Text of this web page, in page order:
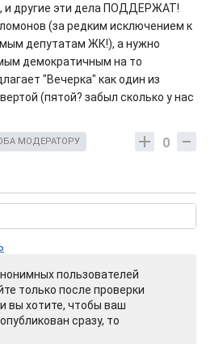
и другие эти дела ПОДДЕРЖАТ!
(за редким исключением к
депутатам ЖК!), а нужно
демократичным на то
"Вечерка" как один из
(пятой? забыл сколько у нас
0
МОДЕРАТОРУ
пользователей
только после проверки
вы хотите, чтобы ваш
сразу, то